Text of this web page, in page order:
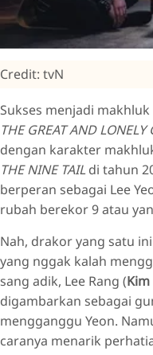
Credit: tvN
Sukses menjadi
THE GREAT AND LONELY
dengan karakter
THE NINE TAIL di tahun
berperan sebagai Lee
rubah berekor 9 atau
Nah, drakor yang satu
yang nggak kalah
sang adik, Lee Rang (
digambarkan sebagai
mengganggu Yeon.
caranya menarik